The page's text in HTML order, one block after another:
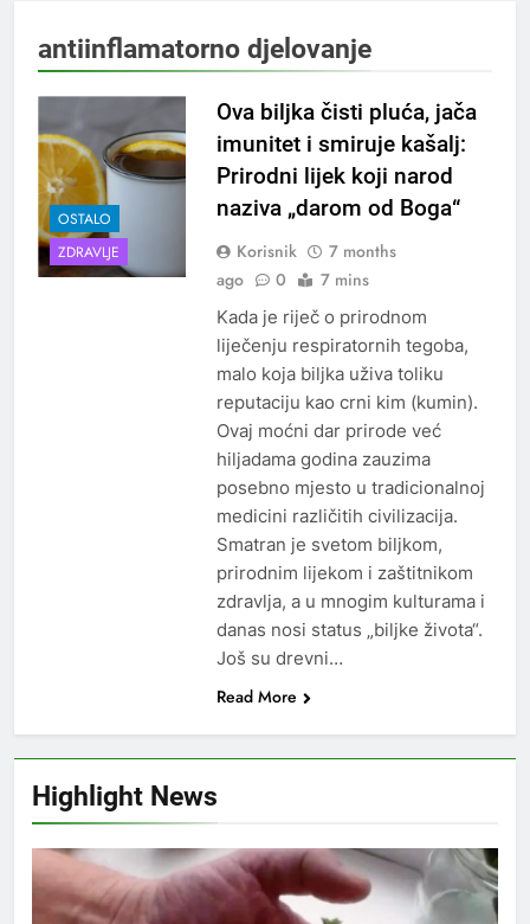
Highlight News
antiinflamatorno djelovanje
OSTALO
ZDRAVLJE
Ova biljka čisti pluća, jača
imunitet i smiruje kašalj:
Prirodni lijek koji narod
naziva „darom od Boga“
Korisnik
7 months
ago
0 7 mins
Kada je riječ o prirodnom
liječenju respiratornih tegoba,
malo koja biljka uživa toliku
reputaciju kao crni kim (kumin).
Ovaj moćni dar prirode već
hiljadama godina zauzima
posebno mjesto u tradicionalnoj
medicini različitih civilizacija.
Smatran je svetom biljkom,
prirodnim lijekom i zaštitnikom
zdravlja, a u mnogim kulturama i
danas nosi status „biljke života“.
Još su drevni…
Read More